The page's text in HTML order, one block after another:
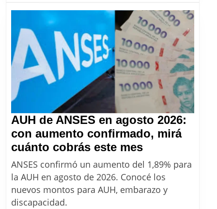
cómo
aprovechar
las
18
cuotas
sin
interés
AUH de ANSES en agosto 2026:
con aumento confirmado, mirá
cuánto cobrás este mesAUH
de
ANSES
en
ANSES confirmó un aumento del 1,89% para
la AUH en agosto de 2026. Conocé los
nuevos montos para AUH, embarazo y
discapacidad.